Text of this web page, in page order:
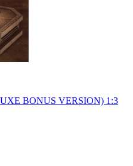
BONUS VERSION) 1:3